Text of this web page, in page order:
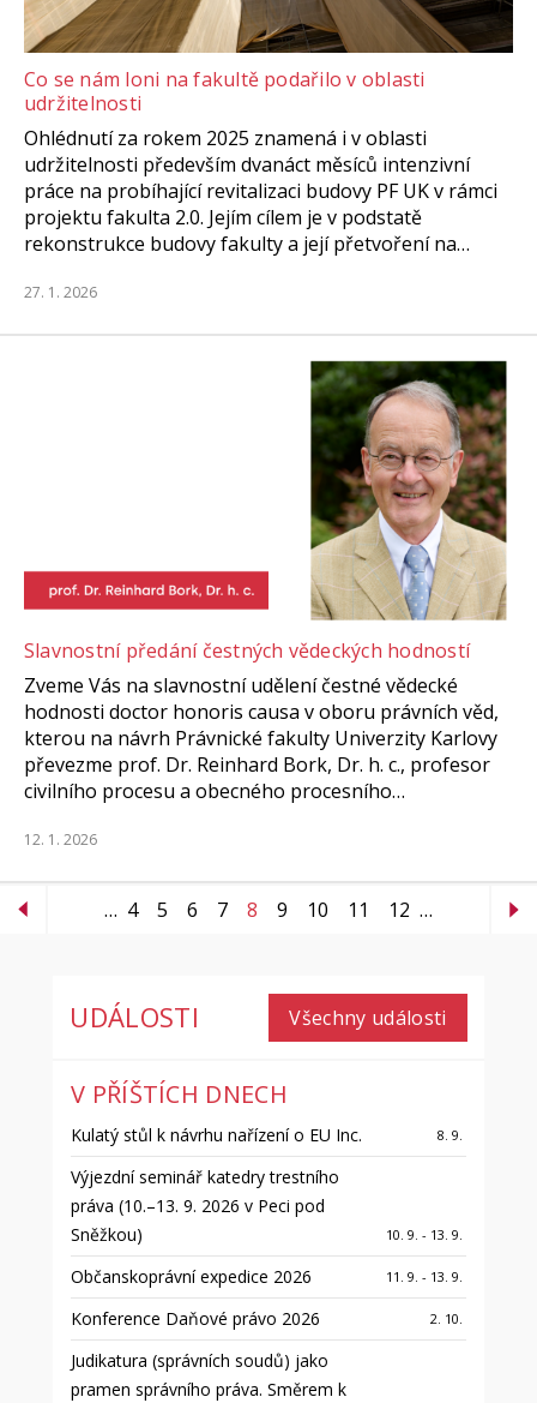
Co se nám loni na fakultě podařilo v oblasti
udržitelnosti
Ohlédnutí za rokem 2025 znamená i v oblasti
udržitelnosti především dvanáct měsíců intenzivní
práce na probíhající revitalizaci budovy PF UK v rámci
projektu fakulta 2.0. Jejím cílem je v podstatě
rekonstrukce budovy fakulty a její přetvoření na…
27. 1. 2026
Slavnostní předání čestných vědeckých hodností
Zveme Vás na slavnostní udělení čestné vědecké
hodnosti doctor honoris causa v oboru právních věd,
kterou na návrh Právnické fakulty Univerzity Karlovy
převezme prof. Dr. Reinhard Bork, Dr. h. c., profesor
civilního procesu a obecného procesního…
12. 1. 2026
… 4 5 6 7 8 9 10 11 12 …
UDÁLOSTI Všechny události
V PŘÍŠTÍCH DNECH
Kulatý stůl k návrhu nařízení o EU Inc. 8. 9.
Výjezdní seminář katedry trestního
práva (10.–13. 9. 2026 v Peci pod
Sněžkou)
10. 9. - 13. 9.
Občanskoprávní expedice 2026 11. 9. - 13. 9.
Konference Daňové právo 2026 2. 10.
Judikatura (správních soudů) jako
pramen správního práva. Směrem k